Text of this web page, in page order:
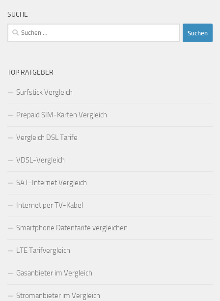
SUCHE
Suchen
nach:
TOP RATGEBER
Surfstick Vergleich
Prepaid SIM-Karten Vergleich
Vergleich DSL Tarife
VDSL-Vergleich
SAT-Internet Vergleich
Internet per TV-Kabel
Smartphone Datentarife vergleichen
LTE Tarifvergleich
Gasanbieter im Vergleich
Stromanbieter im Vergleich